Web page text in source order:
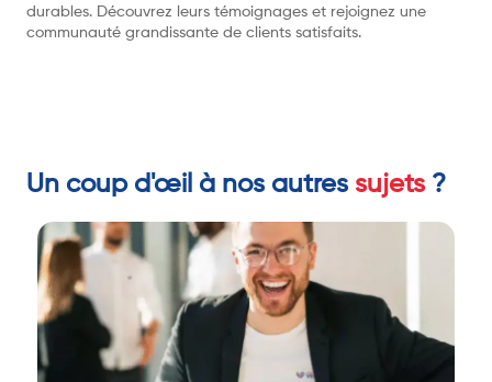
durables. Découvrez leurs témoignages et rejoignez une
communauté grandissante de clients satisfaits.
Un coup d'œil à nos autres sujets ?